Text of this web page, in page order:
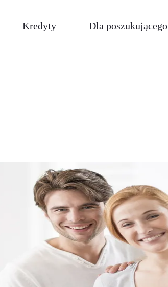
Kredyty Dla poszukującego